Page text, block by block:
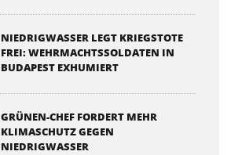
NIEDRIGWASSER LEGT KRIEGSTOTE
FREI: WEHRMACHTSSOLDATEN IN
BUDAPEST EXHUMIERT
GRÜNEN-CHEF FORDERT MEHR
KLIMASCHUTZ GEGEN
NIEDRIGWASSER